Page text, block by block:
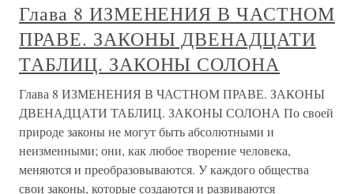
Глава 8 ИЗМЕНЕНИЯ В ЧАСТНОМ
ПРАВЕ. ЗАКОНЫ ДВЕНАДЦАТИ
ТАБЛИЦ. ЗАКОНЫ СОЛОНА
Глава 8 ИЗМЕНЕНИЯ В ЧАСТНОМ ПРАВЕ. ЗАКОНЫ
ДВЕНАДЦАТИ ТАБЛИЦ. ЗАКОНЫ СОЛОНА По своей
природе законы не могут быть абсолютными и
неизменными; они, как любое творение человека,
меняются и преобразовываются. У каждого общества
свои законы, которые создаются и развиваются